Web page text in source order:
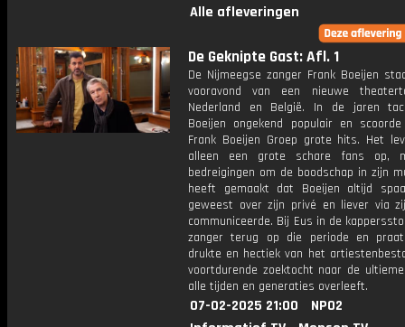
Alle afleveringen
De Geknipte Gast: Afl. 1
De Nijmeegse zanger Frank Boeijen
vooravond van een nieuwe
Nederland en België. In de jaren
Boeijen ongekend populair en
Frank Boeijen Groep grote hits. Het
alleen een grote schare fans op,
bedreigingen om de boodschap in zijn
heeft gemaakt dat Boeijen altijd
geweest over zijn privé en liever via
communiceerde. Bij Eus in de
zanger terug op die periode en
drukte en hectiek van het
voortdurende zoektocht naar de
alle tijden en generaties overleeft.
07-02-2025 21:00
NPO2